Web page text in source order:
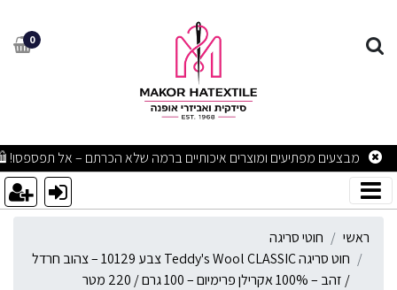
חוט סריגה Teddy's Wool CLASSIC צבע 10129 – צהוב חרדל / זהב – 100% אקרילן פרימיום – 100 גרם / 220 מטר 0
מבצעים מפתיעים ומוצרים איכותיים ברמה שלא הכרתם – אל
ראשי
חוטי סריגה
חוט סריגה Teddy's Wool CLASSIC צבע 10129 – צהוב חרדל
/ זהב – 100% אקרילן פרימיום – 100 גרם / 220 מטר